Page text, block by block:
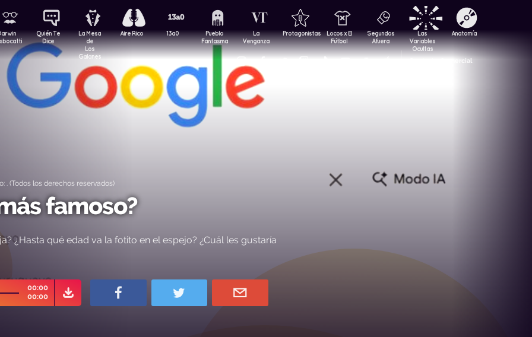
Quién Te
Dice
La Mesa
de
Los
Galanes
Aire Rico 13a0
Pueblo
Fantasma
La
Venganza
Protagonistas
Locos x El
Fútbol
Segundos
Afuera
Las
Variables
Ocultas
Anatomía
Contacto Comercial
(Todos los derechos reservados)
famoso?
¿Hasta qué edad va la fotito en el espejo? ¿Cuál les gustaría
00:00
00:00